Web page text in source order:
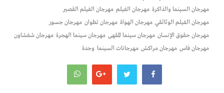
مهرجان السينما والذاكرة مهرجان الفيلم مهرجان الفيلم القصير
مهرجان الفيلم الوثائقي مهرجان الهواة مهرجان تطوان مهرجان جسور
مهرجان حقوق الإنسان مهرجان سينما المقهى مهرجان سينما الهجرة مهرجان شفشاون
مهرجان فاس مهرجان مراكش مهرجانات السينما وجدة